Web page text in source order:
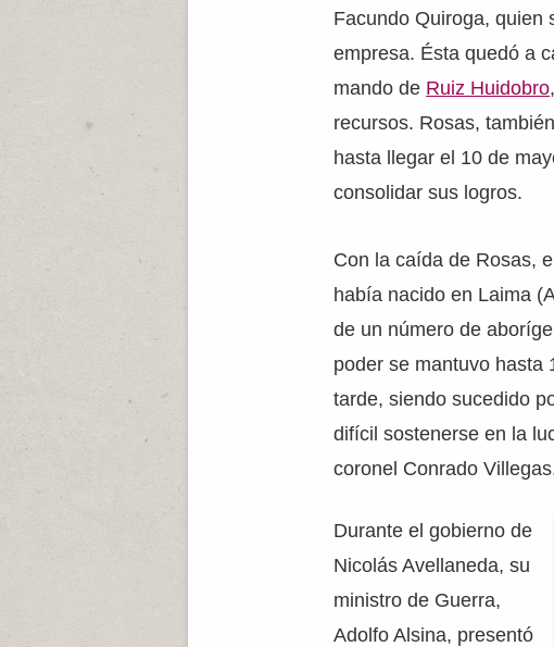
Facundo Quiroga, quien
empresa. Ésta quedó a
mando de Ruiz Huidobro
recursos. Rosas,
hasta llegar el 10 de
consolidar sus logros.
Con la caída de Rosas,
había nacido en Laima
de un número de
poder se mantuvo hasta
tarde, siendo sucedido
difícil sostenerse en la
coronel Conrado
Durante el gobierno de
Nicolás Avellaneda, su
ministro de Guerra,
Adolfo Alsina, presentó